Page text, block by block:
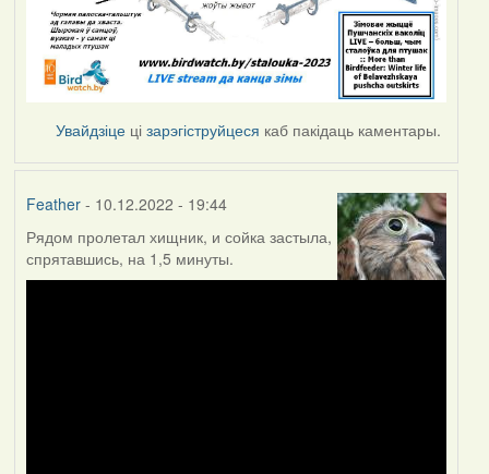
Увайдзіце цізарэгіструйцеся каб пакідаць каментары.
Feather- 10.12.2022 - 19:44
Рядом пролетал хищник, и сойка застыла,
спрятавшись, на 1,5 минуты.